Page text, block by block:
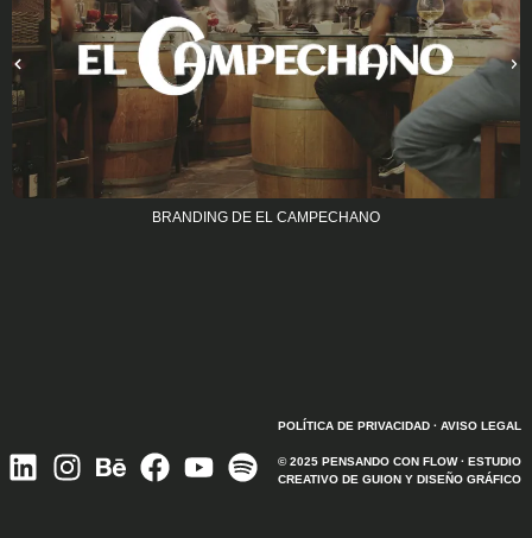
BRANDING DE EL CAMPECHANO
POLÍTICA DE PRIVACIDAD· AVISO LEGAL
© 2025 PENSANDO CON FLOW· ESTUDIO
CREATIVO DE GUION Y DISEÑO GRÁFICO